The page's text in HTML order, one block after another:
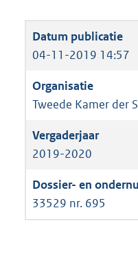
04-11-2019 14:57
Tweede Kamer der
2019-2020
33529 nr. 695